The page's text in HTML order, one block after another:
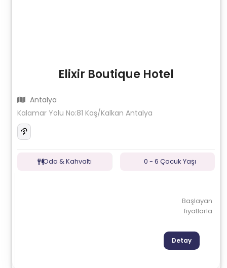
Elixir Boutique Hotel
Antalya
Kalamar Yolu No:81 Kaş/Kalkan Antalya
Oda & Kahvaltı 0 - 6 Çocuk Yaşı
Başlayan
fiyatlarla
Detay